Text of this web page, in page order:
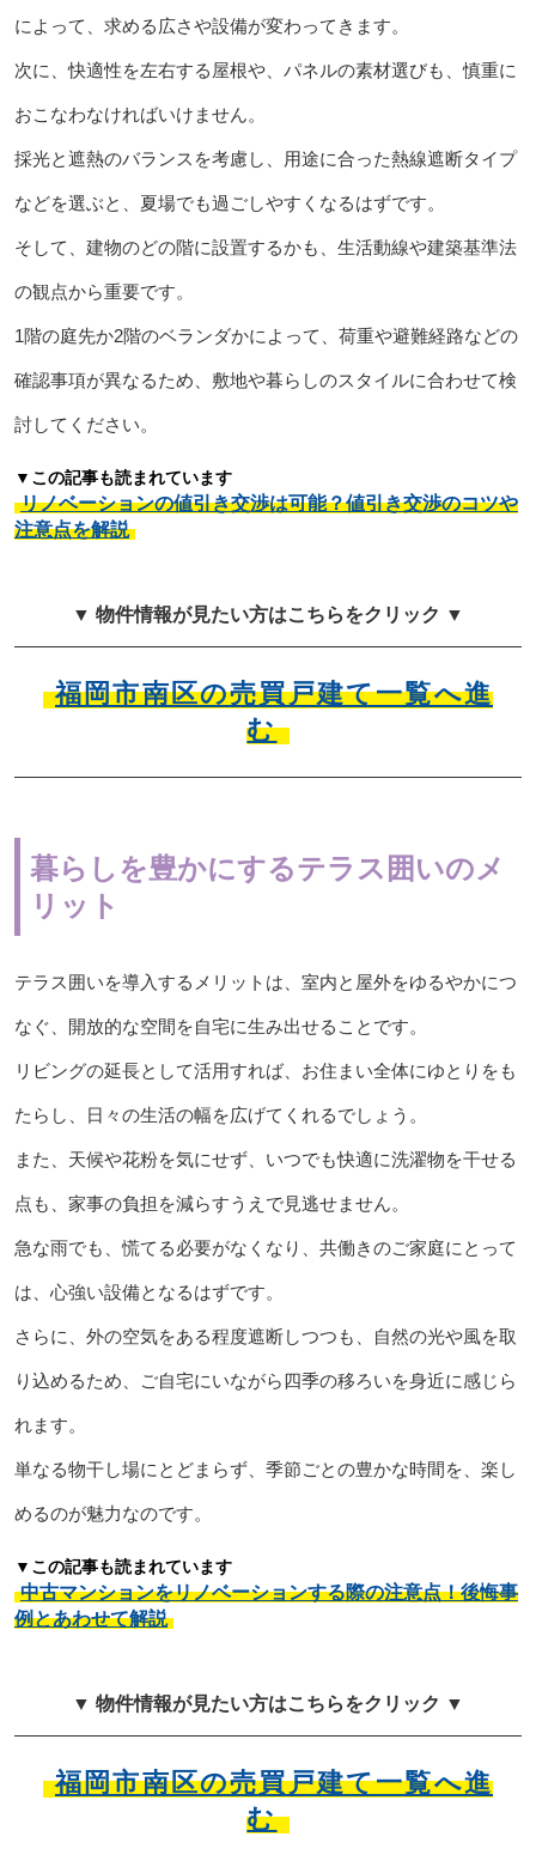
によって、求める広さや設備が変わってきます。
次に、快適性を左右する屋根や、パネルの素材選びも、慎重に
おこなわなければいけません。
採光と遮熱のバランスを考慮し、用途に合った熱線遮断タイプ
などを選ぶと、夏場でも過ごしやすくなるはずです。
そして、建物のどの階に設置するかも、生活動線や建築基準法
の観点から重要です。
1階の庭先か2階のベランダかによって、荷重や避難経路などの
確認事項が異なるため、敷地や暮らしのスタイルに合わせて検
討してください。
▼この記事も読まれています
リノベーションの値引き交渉は可能？値引き交渉のコツや
注意点を解説
▼ 物件情報が見たい方はこちらをクリック ▼
福岡市南区の売買戸建て一覧へ進
む
暮らしを豊かにするテラス囲いのメ
リット
テラス囲いを導入するメリットは、室内と屋外をゆるやかにつ
なぐ、開放的な空間を自宅に生み出せることです。
リビングの延長として活用すれば、お住まい全体にゆとりをも
たらし、日々の生活の幅を広げてくれるでしょう。
また、天候や花粉を気にせず、いつでも快適に洗濯物を干せる
点も、家事の負担を減らすうえで見逃せません。
急な雨でも、慌てる必要がなくなり、共働きのご家庭にとって
は、心強い設備となるはずです。
さらに、外の空気をある程度遮断しつつも、自然の光や風を取
り込めるため、ご自宅にいながら四季の移ろいを身近に感じら
れます。
単なる物干し場にとどまらず、季節ごとの豊かな時間を、楽し
めるのが魅力なのです。
▼この記事も読まれています
中古マンションをリノベーションする際の注意点！後悔事
例とあわせて解説
▼ 物件情報が見たい方はこちらをクリック ▼
福岡市南区の売買戸建て一覧へ進
む